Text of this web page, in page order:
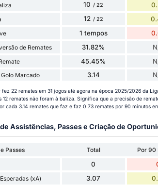
10 / 22
12 / 22
1 tempos
de Remates 31.82%
45.45%
Marcado 3.14
22 remates em 31 jogos até agora na época 2025/2026 da
12 remates não foram à baliza. Significa que a precisão de
cada 3.14 remates que faz e faz 0.73 remates por 90 minutos
Assistências, Passes e Criação de
Passes Total Por 90
0
(xA) 3.07